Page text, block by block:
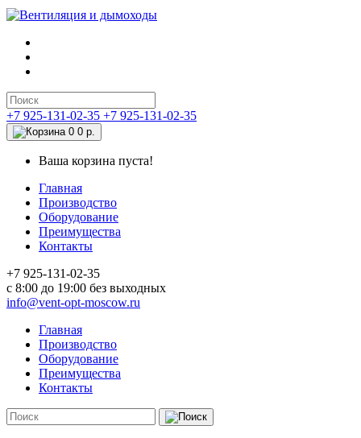
+7 925-131-02-35 +7 925-131-02-35
0 0 р.
Ваша корзина пуста!
Главная
Производство
Оборудование
Преимущества
Контакты
+7 925-131-02-35
c 8:00 до 19:00 без выходных
info@vent-opt-moscow.ru
Главная
Производство
Оборудование
Преимущества
Контакты